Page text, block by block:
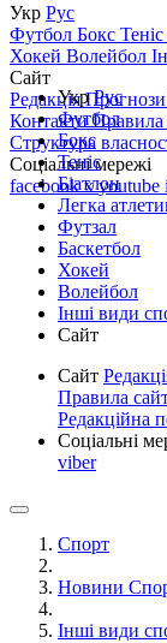
Укр Рус
Футбол Бокс Теніс
Хокей Волейбол
Сайт
РедакціяПрогнози
КонтактиПравила
Структура
Соціальні мережі
facebookxyoutube
УкрРус
Футбол
Бокс
Теніс
Біатлон
Легка
Футзал
Баскетбол
Хокей
Волейбол
Інші види
Сайт
Сайт
Правила
Редакційна
Соціальні
viber
Спорт
Новини
Інші види